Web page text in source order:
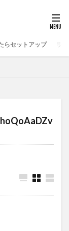
らセットアップ プ